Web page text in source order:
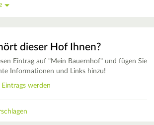
dieser Hof Ihnen?
Eintrag auf "Mein Bauernhof" und fügen Sie
Informationen und Links hinzu!
Eintrags werden